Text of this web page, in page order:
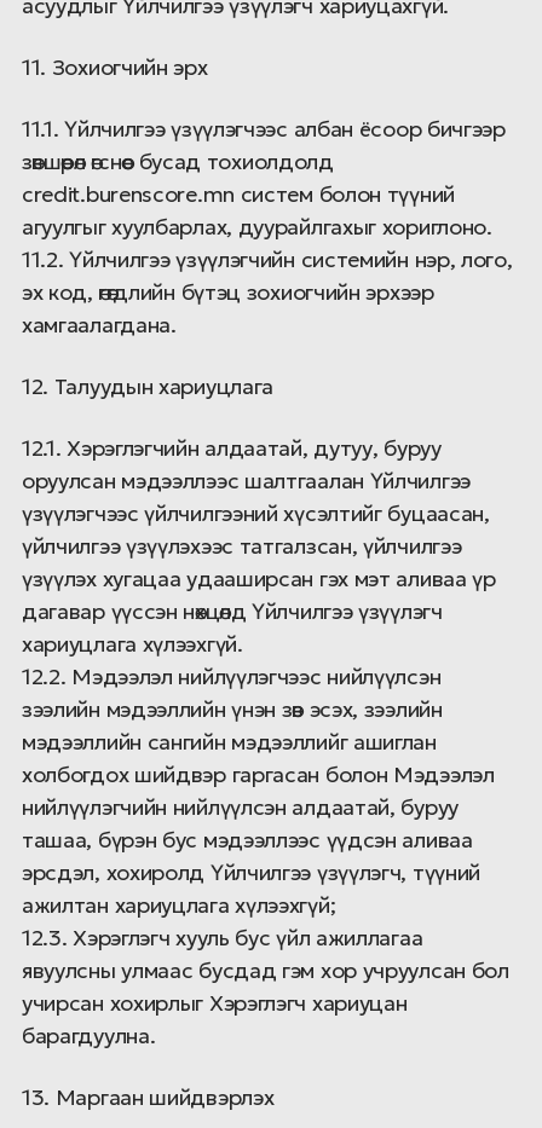
11. Зохиогчийн эрх
11.1. Үйлчилгээ үзүүлэгчээс албан ёсоор бичгээр
зөвшөөрөл өгснөөс бусад тохиолдолд
credit.burenscore.mn систем болон түүний
агуулгыг хуулбарлах, дуурайлгахыг хориглоно.
11.2. Үйлчилгээ үзүүлэгчийн системийн нэр, лого,
эх код, өгөгдлийн бүтэц зохиогчийн эрхээр
хамгаалагдана.
12. Талуудын хариуцлага
12.1. Хэрэглэгчийн алдаатай, дутуу, буруу
оруулсан мэдээллээс шалтгаалан Үйлчилгээ
үзүүлэгчээс үйлчилгээний хүсэлтийг буцаасан,
үйлчилгээ үзүүлэхээс татгалзсан, үйлчилгээ
үзүүлэх хугацаа удааширсан гэх мэт аливаа үр
дагавар үүссэн нөхцөлд Үйлчилгээ үзүүлэгч
хариуцлага хүлээхгүй.
12.2. Мэдээлэл нийлүүлэгчээс нийлүүлсэн
зээлийн мэдээллийн үнэн зөв эсэх, зээлийн
мэдээллийн сангийн мэдээллийг ашиглан
холбогдох шийдвэр гаргасан болон Мэдээлэл
нийлүүлэгчийн нийлүүлсэн алдаатай, буруу
ташаа, бүрэн бус мэдээллээс үүдсэн аливаа
эрсдэл, хохиролд Үйлчилгээ үзүүлэгч, түүний
ажилтан хариуцлага хүлээхгүй;
12.3. Хэрэглэгч хууль бус үйл ажиллагаа
явуулсны улмаас бусдад гэм хор учруулсан бол
учирсан хохирлыг Хэрэглэгч хариуцан
барагдуулна.
13. Маргаан шийдвэрлэх